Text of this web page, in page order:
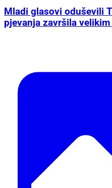
Mladi glasovi oduševili
pjevanja završila